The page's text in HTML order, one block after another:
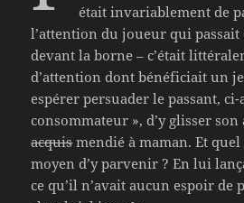
était invariablement de
l’attention du joueur qui passait
devant la borne – c’était
d’attention dont bénéficiait un
espérer persuader le passant,
consommateur », d’y glisser
acquismendié à maman. Et
moyen d’y parvenir ? En lui
ce qu’il n’avait aucun espoir